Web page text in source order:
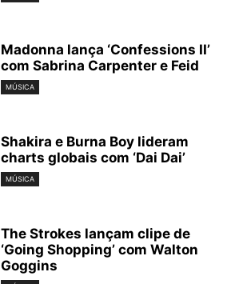
Madonna lança ‘Confessions II’
com Sabrina Carpenter e Feid
MÚSICA
Shakira e Burna Boy lideram
charts globais com ‘Dai Dai’
MÚSICA
The Strokes lançam clipe de
‘Going Shopping’ com Walton
Goggins